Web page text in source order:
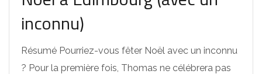
inconnu)
Résumé Pourriez-vous fêter Noël avec un inconnu
? Pour la première fois, Thomas ne célébrera pas